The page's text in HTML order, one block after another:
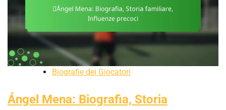
Biografie dei Giocatori
Ángel Mena: Biografia, Storia